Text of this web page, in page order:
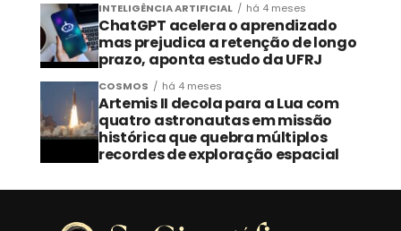
INTELIGÊNCIA ARTIFICIAL há 4 meses
ChatGPT acelera o aprendizado
mas prejudica a retenção de longo
prazo, aponta estudo da UFRJ
COSMOS há 4 meses
Artemis II decola para a Lua com
quatro astronautas em missão
histórica que quebra múltiplos
recordes de exploração espacial